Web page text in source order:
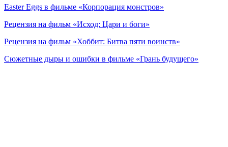
Easter Eggs в фильме «Корпорация монстров»
Рецензия на фильм «Исход: Цари и боги»
Рецензия на фильм «Хоббит: Битва пяти воинств»
Сюжетные дыры и ошибки в фильме «Грань будущего»